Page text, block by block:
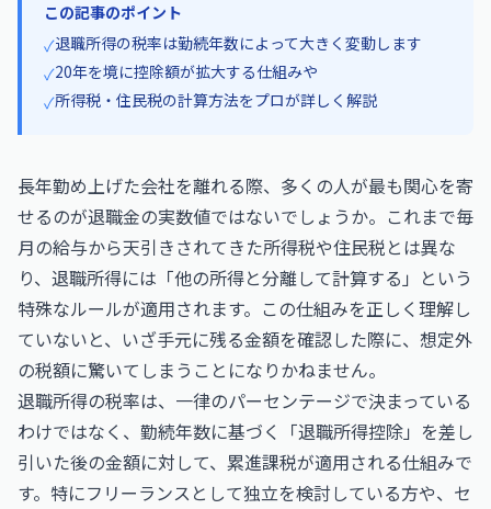
この記事のポイント
✓退職所得の税率は勤続年数によって大きく変動します
✓20年を境に控除額が拡大する仕組みや
✓所得税・住民税の計算方法をプロが詳しく解説
長年勤め上げた会社を離れる際、多くの人が最も関心を寄
せるのが退職金の実数値ではないでしょうか。これまで毎
月の給与から天引きされてきた所得税や住民税とは異な
り、退職所得には「他の所得と分離して計算する」という
特殊なルールが適用されます。この仕組みを正しく理解し
ていないと、いざ手元に残る金額を確認した際に、想定外
の税額に驚いてしまうことになりかねません。
退職所得の税率は、一律のパーセンテージで決まっている
わけではなく、勤続年数に基づく「退職所得控除」を差し
引いた後の金額に対して、累進課税が適用される仕組みで
す。特にフリーランスとして独立を検討している方や、セ